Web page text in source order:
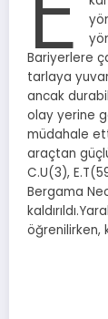
Bariyerlere
tarlaya
ancak
olay yerine
müdahale
araçtan
C.U(3),
Bergama
öğrenilirken,